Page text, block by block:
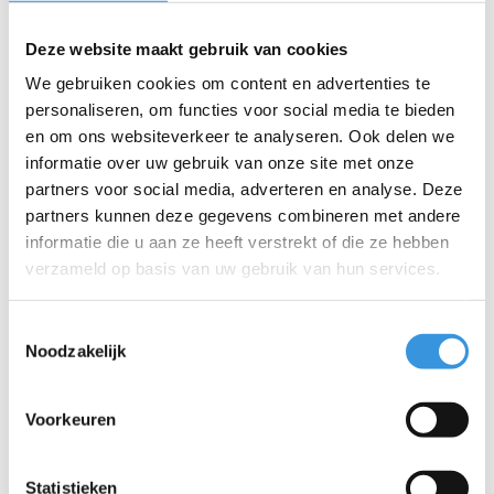
Deze website maakt gebruik van cookies
We gebruiken cookies om content en advertenties te
personaliseren, om functies voor social media te bieden
en om ons websiteverkeer te analyseren. Ook delen we
informatie over uw gebruik van onze site met onze
partners voor social media, adverteren en analyse. Deze
partners kunnen deze gegevens combineren met andere
informatie die u aan ze heeft verstrekt of die ze hebben
verzameld op basis van uw gebruik van hun services.
Noodzakelijk
Voorkeuren
Statistieken
Luchtcirculatie: de acht ventilatieopeningen zorgen voor
blijft tijdens het fietsen of steppen.
Pasvorm: de helm is voorzien van een form-fit systeem en
verstelbare riemverdelers: Met een draaiknopmechanisme
pas je de pasvorm eenvoudig aan aan de hoofdomtrek van
je kind. De riemverdelers kunnen worden verschoven en
vastgezet voor een optimale pasvorm onder de oren.
Hierdoor is een veilige en comfortabele fit gegarandeerd.
Verlichting: op de achterzijde van de helm zit een
geïntegreerd LED-achterlicht (inclusief batterijen) met
zichtbaarheid en veiligheid in situaties met minder licht.
: een helm biedt alleen optimale bescherming als hij
val of ongeval moet de helm altijd worden vervangen, zelfs als er